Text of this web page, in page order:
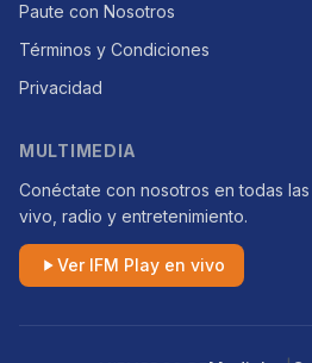
Paute con Nosotros
Términos y Condiciones
Privacidad
MULTIMEDIA
Conéctate con nosotros en todas
vivo, radio y entretenimiento.
Ver IFM Play en vivo